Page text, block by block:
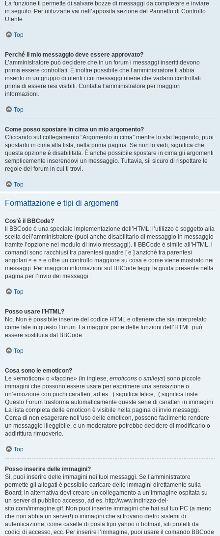
La funzione ti permette di salvare bozze di messaggi da completare e inviare
in seguito. Per utilizzarle vai nell’apposita sezione del Pannello di Controllo
Utente.
Top
Perché il mio messaggio deve essere approvato?
L’amministratore può decidere che in un forum i messaggi inseriti devono
prima essere controllati. È inoltre possibile che l’amministratore ti abbia
inserito in un gruppo di utenti i cui messaggi ritiene che vadano controllati
prima di essere resi visibili. Contatta l’amministratore per maggiori
informazioni.
Top
Come posso spostare in cima un mio argomento?
Cliccando sul collegamento “Argomento in cima” mentre lo stai leggendo, puoi
spostarlo in cima alla lista, nella prima pagina. Se non lo vedi, significa che
questa opzione è disabilitata. È anche possibile spostare in cima gli argomenti
semplicemente inserendovi un messaggio. Tuttavia, sii sicuro di rispettare le
regole del forum in cui ti trovi.
Top
Formattazione e tipi di argomenti
Cos’è il BBCode?
Il BBCode è una speciale implementazione dell’HTML; l’utilizzo è soggetto alla
scelta dell’amministratore (puoi anche disabilitarlo di messaggio in messaggio
tramite l’opzione nel modulo di invio messaggi). Il BBCode è simile all’HTML, i
comandi sono racchiusi tra parentesi quadre [ e ] anziché tra parentesi
angolari < e > e offre un controllo maggiore su cosa e come viene mostrato nei
messaggi. Per maggiori informazioni sul BBCode leggi la guida presente nella
pagina per l’invio dei messaggi.
Top
Posso usare l’HTML?
No. Non è possibile inserire del codice HTML e ottenere che sia interpretato
come tale in questo Forum. La maggior parte delle funzioni dell’HTML può
essere sostituita dal BBCode.
Top
Cosa sono le emoticon?
Le «emoticon» o «faccine» (in inglese, emoticons o smileys) sono piccole
immagini che possono essere usate per esprimere una sensazione o
un’emozione con pochi caratteri; ad es. :) significa felice, :( significa triste.
Questo Forum trasforma automaticamente queste serie di caratteri in immagini.
La lista completa delle emoticon è visibile nella pagina di invio messaggi.
Cerca di non esagerare nell’uso delle emoticon, possono facilmente rendere
un messaggio illeggibile, e un moderatore potrebbe decidere di modificarlo o
addirittura rimuoverlo.
Top
Posso inserire delle immagini?
Sì, puoi inserire delle immagini nei tuoi messaggi. Se l’amministratore
permette gli allegati è possibile caricare delle immagini direttamente sulla
Board; in alternativa devi creare un collegamento a un’immagine ospitata su
un server di pubblico accesso, ad es. http://www.indirizzo-del-
sito.com/immagine.gif. Non puoi inserire immagini che hai sul tuo PC (a meno
che non abbia un server!) o immagini che si trovano dietro sistemi di
autenticazione, come caselle di posta tipo yahoo o hotmail, siti protetti da
codici di accesso, ecc. Per inserire l’immagine, puoi usare il comando BBCode